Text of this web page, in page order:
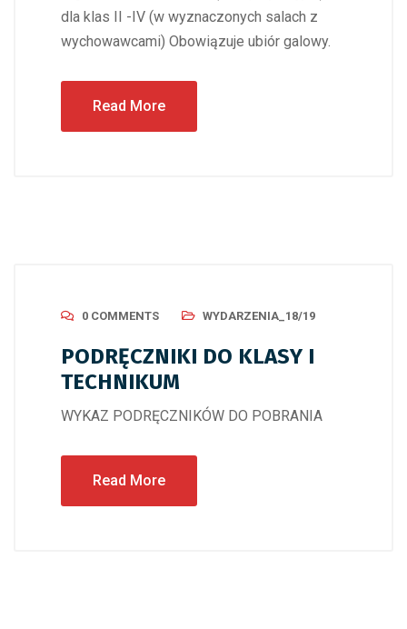
dla klas II -IV (w wyznaczonych salach z
wychowawcami) Obowiązuje ubiór galowy.
Read More
0 COMMENTS WYDARZENIA_18/19
PODRĘCZNIKI DO KLASY I
TECHNIKUM
WYKAZ PODRĘCZNIKÓW DO POBRANIA
Read More